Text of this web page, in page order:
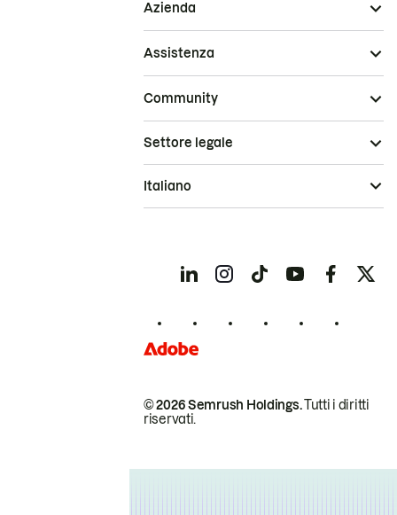
Azienda
Assistenza
Community
© 2026 Semrush Holdings.Tutti i diritti
riservati.
Settore legale
Italiano